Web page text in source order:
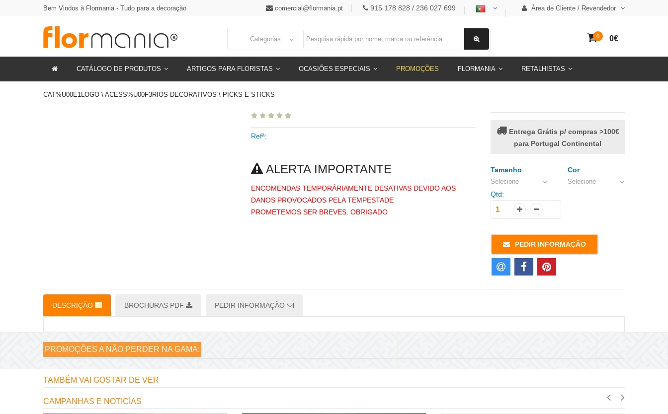
Bem Vindos à Flormania - Tudo para a decoração comercial@flormania.pt 915 178 828 / 236 027 699 Área de Cliente / Revendedor
Categorias
CATÁLOGO DE PRODUTOS ARTIGOS PARA FLORISTAS OCASIÕES ESPECIAIS PROMOÇÕES FLORMANIA RETALHISTAS
0 0€
CAT%U00E1LOGO \ ACESS%U00F3RIOS DECORATIVOS \ PICKS E STICKS
Refª:
ALERTA IMPORTANTE
ENCOMENDAS TEMPORÁRIAMENTE DESATIVAS DEVIDO AOS
DANOS PROVOCADOS PELA TEMPESTADE
PROMETEMOS SER BREVES. OBRIGADO
Entrega Grátis p/ compras >100€
para Portugal Continental
Tamanho
Selecione
Cor
Selecione
Qtd:
PEDIR INFORMAÇÃO
DESCRIÇÃO BROCHURAS PDF PEDIR INFORMAÇÃO
PROMOÇÕES A NÃO PERDER NA GAMA:
TAMBÉM VAI GOSTAR DE VER
CAMPANHAS E NOTICÍAS